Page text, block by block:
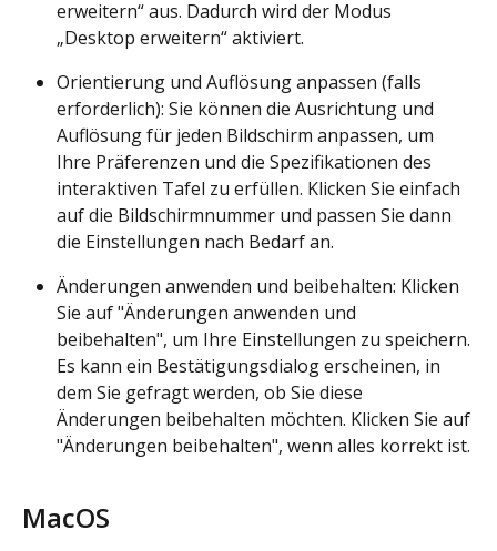
erweitern“ aus. Dadurch wird der Modus
„Desktop erweitern“ aktiviert.
Orientierung und Auflösung anpassen (falls
erforderlich): Sie können die Ausrichtung und
Auflösung für jeden Bildschirm anpassen, um
Ihre Präferenzen und die Spezifikationen des
interaktiven Tafel zu erfüllen. Klicken Sie einfach
auf die Bildschirmnummer und passen Sie dann
die Einstellungen nach Bedarf an.
Änderungen anwenden und beibehalten: Klicken
Sie auf "Änderungen anwenden und
beibehalten", um Ihre Einstellungen zu speichern.
Es kann ein Bestätigungsdialog erscheinen, in
dem Sie gefragt werden, ob Sie diese
Änderungen beibehalten möchten. Klicken Sie auf
"Änderungen beibehalten", wenn alles korrekt ist.
MacOS